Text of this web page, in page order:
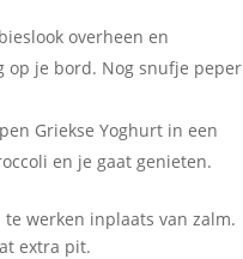
overheen en
op je bord. Nog snufje peper
Griekse Yoghurt in een
en je gaat genieten.
werken inplaats van zalm.
extra pit.